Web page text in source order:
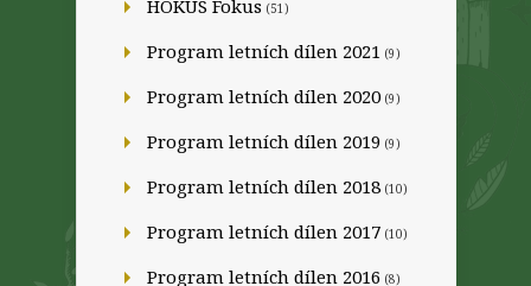
HOKUS Fokus (51)
Program letních dílen 2021 (9)
Program letních dílen 2020 (9)
Program letních dílen 2019 (9)
Program letních dílen 2018 (10)
Program letních dílen 2017 (10)
Program letních dílen 2016 (8)